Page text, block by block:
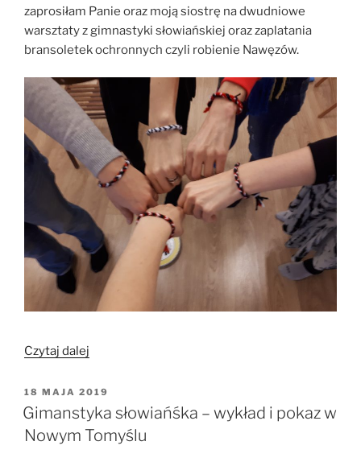
zaprosiłam Panie oraz moją siostrę na dwudniowe
warsztaty z gimnastyki słowiańskiej oraz zaplatania
bransoletek ochronnych czyli robienie Nawęzów.
Czytaj dalej
w
Poznaniu
z
okazji
OPUBLIKOWANE
W
18 MAJA 2019
Gimanstyka słowiańśka – wykład i pokaz w
Nowym Tomyślu